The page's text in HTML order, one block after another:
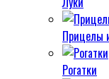
Прицелы
Рогатки